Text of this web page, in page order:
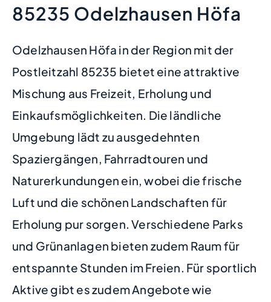
85235 Odelzhausen Höfa
Odelzhausen Höfa in der Region mit der
Postleitzahl 85235 bietet eine attraktive
Mischung aus Freizeit, Erholung und
Einkaufsmöglichkeiten. Die ländliche
Umgebung lädt zu ausgedehnten
Spaziergängen, Fahrradtouren und
Naturerkundungen ein, wobei die frische
Luft und die schönen Landschaften für
Erholung pur sorgen. Verschiedene Parks
und Grünanlagen bieten zudem Raum für
entspannte Stunden im Freien. Für sportlich
Aktive gibt es zudem Angebote wie